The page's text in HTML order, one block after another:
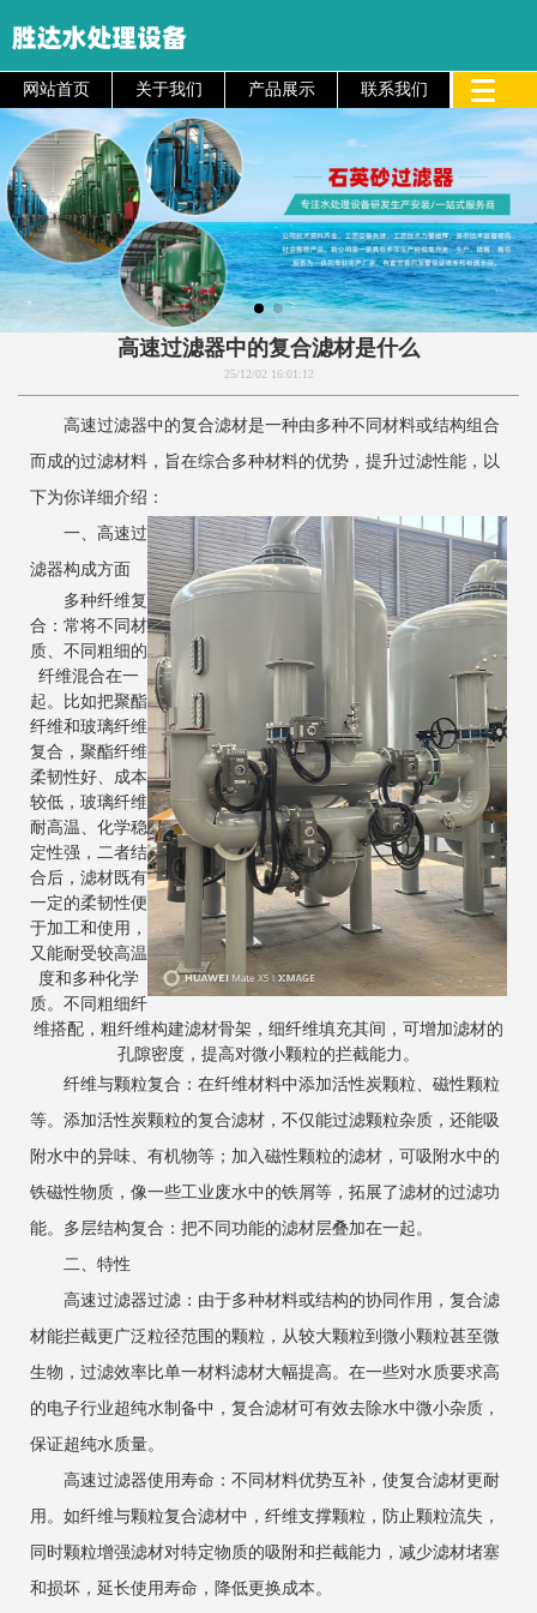
网站首页 关于我们 产品展示 联系我们
高速过滤器中的复合滤材是什么
25/12/02 16:01:12
高速过滤器中的复合滤材是一种由多种不同材料或结构组合
而成的过滤材料，旨在综合多种材料的优势，提升过滤性能，以
下为你详细介绍：
一、高速过
滤器构成方面
‌多种纤维复
合‌：常将不同材
质、不同粗细的
纤维混合在一
起。比如把聚酯
纤维和玻璃纤维
复合，聚酯纤维
柔韧性好、成本
较低，玻璃纤维
耐高温、化学稳
定性强，二者结
合后，滤材既有
一定的柔韧性便
于加工和使用，
又能耐受较高温
度和多种化学
质。不同粗细纤
维搭配，粗纤维构建滤材骨架，细纤维填充其间，可增加滤材的
孔隙密度，提高对微小颗粒的拦截能力。
‌纤维与颗粒复合‌：在纤维材料中添加活性炭颗粒、磁性颗粒
等。添加活性炭颗粒的复合滤材，不仅能过滤颗粒杂质，还能吸
附水中的异味、有机物等；加入磁性颗粒的滤材，可吸附水中的
铁磁性物质，像一些工业废水中的铁屑等，拓展了滤材的过滤功
能。多层结构复合‌：把不同功能的滤材层叠加在一起。
二、特性
‌高速过滤器过滤‌：由于多种材料或结构的协同作用，复合滤
材能拦截更广泛粒径范围的颗粒，从较大颗粒到微小颗粒甚至微
生物，过滤效率比单一材料滤材大幅提高。在一些对水质要求高
的电子行业超纯水制备中，复合滤材可有效去除水中微小杂质，
保证超纯水质量。
‌高速过滤器使用寿命‌：不同材料优势互补，使复合滤材更耐
用。如纤维与颗粒复合滤材中，纤维支撑颗粒，防止颗粒流失，
同时颗粒增强滤材对特定物质的吸附和拦截能力，减少滤材堵塞
和损坏，延长使用寿命，降低更换成本。